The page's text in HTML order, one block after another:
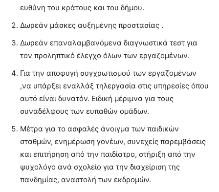
ευθύνη του κράτους και του δήμου.
Δωρεάν μάσκες αυξημένης προστασίας .
Δωρεάν επαναλαμβανόμενα διαγνωστικά τεστ για
τον προληπτικό έλεγχο όλων των εργαζομένων.
Για την αποφυγή συγχρωτισμού των εργαζομένων
,να υπάρξει εναλλάξ τηλεργασία στις υπηρεσίες όπου
αυτό είναι δυνατόν. Ειδική μέριμνα για τους
συναδέλφους των ευπαθών ομάδων.
Μέτρα για το ασφαλές άνοιγμα των παιδικών
σταθμών, ενημέρωση γονέων, συνεχείς παρεμβάσεις
και επιτήρηση από την παιδίατρο, στήριξη από την
ψυχολόγο ανά σχολείο για την διαχείριση της
πανδημίας, αναστολή των εκδρομών.